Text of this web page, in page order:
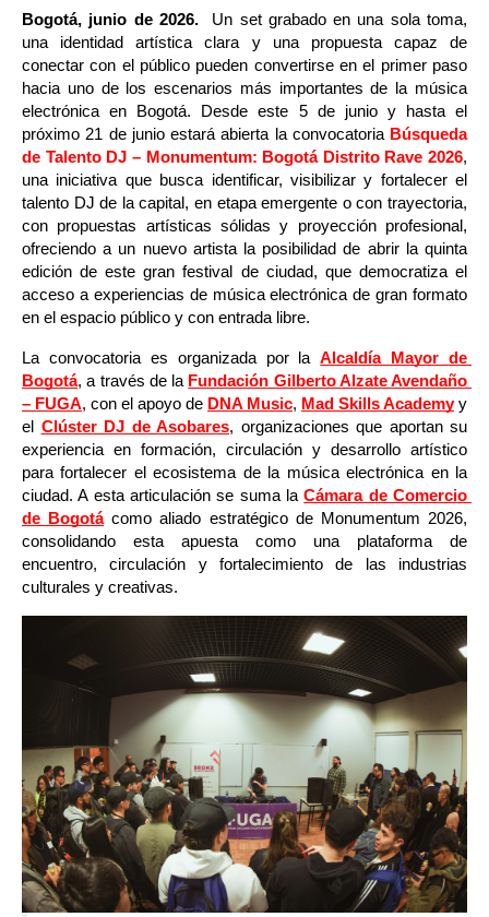
Bogotá, junio de 2026.
Un set grabado en una sola toma,
una identidad artística clara y una propuesta capaz de
conectar con el público pueden convertirse en el primer paso
hacia uno de los escenarios más importantes de la música
electrónica en Bogotá. Desde este 5 de junio y hasta el
próximo 21 de junio estará abierta la convocatoria Búsqueda
de Talento DJ – Monumentum: Bogotá Distrito Rave 2026,
una iniciativa que busca identificar, visibilizar y fortalecer el
talento DJ de la capital, en etapa emergente o con trayectoria,
con propuestas artísticas sólidas y proyección profesional,
ofreciendo a un nuevo artista la posibilidad de abrir la quinta
edición de este gran festival de ciudad, que democratiza el
acceso a experiencias de música electrónica de gran formato
en el espacio público y con entrada libre.
La convocatoria es organizada por la Alcaldía Mayor de
Bogotá, a través de la Fundación Gilberto Alzate Avendaño
– FUGA, con el apoyo de DNA Music, Mad Skills Academy y
el Clúster DJ de Asobares, organizaciones que aportan su
experiencia en formación, circulación y desarrollo artístico
para fortalecer el ecosistema de la música electrónica en la
ciudad. A esta articulación se suma la Cámara de Comercio
de Bogotá como aliado estratégico de Monumentum 2026,
consolidando esta apuesta como una plataforma de
encuentro, circulación y fortalecimiento de las industrias
culturales y creativas.